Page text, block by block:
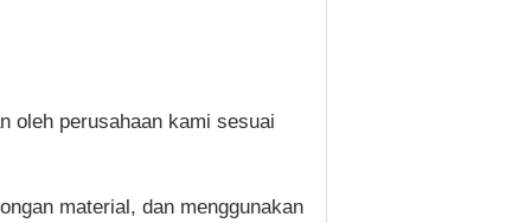
oleh perusahaan kami sesuai
material, dan menggunakan